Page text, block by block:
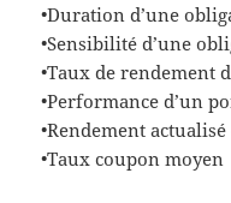
•Duration d’une
•Sensibilité d’une
•Taux de rendement
•Performance d’un
•Rendement
•Taux coupon moyen